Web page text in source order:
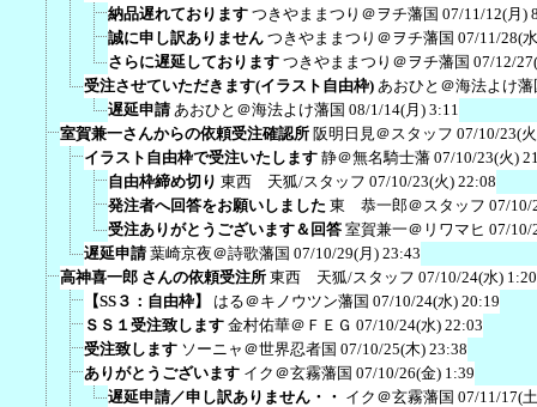
納品遅れております つきやままつり＠ヲチ藩国 07/11/12(月)
誠に申し訳ありません つきやままつり＠ヲチ藩国 07/11/28(
さらに遅延しております つきやままつり＠ヲチ藩国 07/12/
受注させていただきます(イラスト自由枠) あおひと＠海法よけ藩
遅延申請 あおひと＠海法よけ藩国 08/1/14(月) 3:11
室賀兼一さんからの依頼受注確認所 阪明日見＠スタッフ 07/10/23(
イラスト自由枠で受注いたします 静＠無名騎士藩 07/10/23(火)
自由枠締め切り 東西 天狐/スタッフ 07/10/23(火) 22:08
発注者へ回答をお願いしました 東 恭一郎＠スタッフ 07/10/
受注ありがとうございます＆回答 室賀兼一＠リワマヒ 07/10/
遅延申請 葉崎京夜＠詩歌藩国 07/10/29(月) 23:43
高神喜一郎 さんの依頼受注所 東西 天狐/スタッフ 07/10/24(水) 1:20
【SS３：自由枠】
はる＠キノウツン藩国 07/10/24(水) 20:19
ＳＳ１受注致します 金村佑華＠ＦＥＧ 07/10/24(水) 22:03
受注致します ソーニャ＠世界忍者国 07/10/25(木) 23:38
ありがとうございます イク＠玄霧藩国 07/10/26(金) 1:39
遅延申請／申し訳ありません・・ イク＠玄霧藩国 07/11/17(